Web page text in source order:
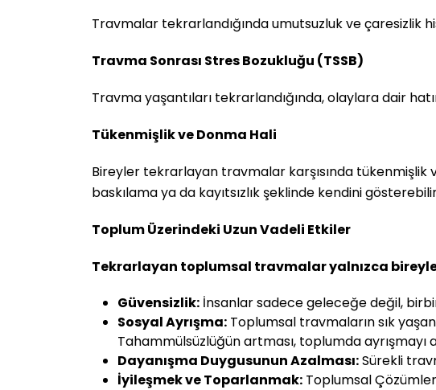
Travmalar tekrarlandığında umutsuzluk ve çaresizlik
Travma Sonrası Stres Bozukluğu (TSSB)
Travma yaşantıları tekrarlandığında, olaylara dair
Tükenmişlik ve Donma Hali
Bireyler tekrarlayan travmalar karşısında tükenmişlik
baskılama ya da kayıtsızlık şeklinde kendini
Toplum Üzerindeki Uzun Vadeli Etkiler
Tekrarlayan toplumsal travmalar yalnızca
Güvensizlik: İnsanlar sadece geleceğe değil,
Sosyal Ayrışma: Toplumsal travmaların sık
Tahammülsüzlüğün artması, toplumda ayrışmayı
Dayanışma Duygusunun Azalması:Sürekli
İyileşmek ve Toparlanmak: Toplumsal Çözümler